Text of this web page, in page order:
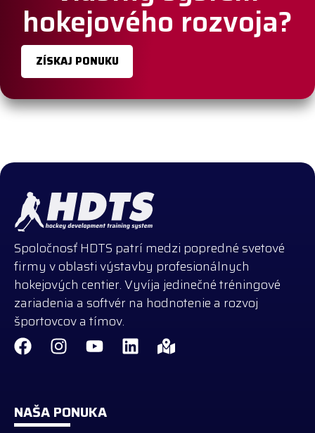
hokejového rozvoja?
ZÍSKAJ PONUKU
Spoločnosť HDTS patrí medzi popredné svetové
firmy v oblasti výstavby profesionálnych
hokejových centier. Vyvíja jedinečné tréningové
zariadenia a softvér na hodnotenie a rozvoj
športovcov a tímov.
NAŠA PONUKA